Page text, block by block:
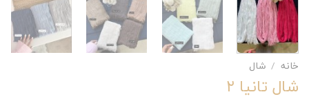
خانه / شال
شال تانیا ۲